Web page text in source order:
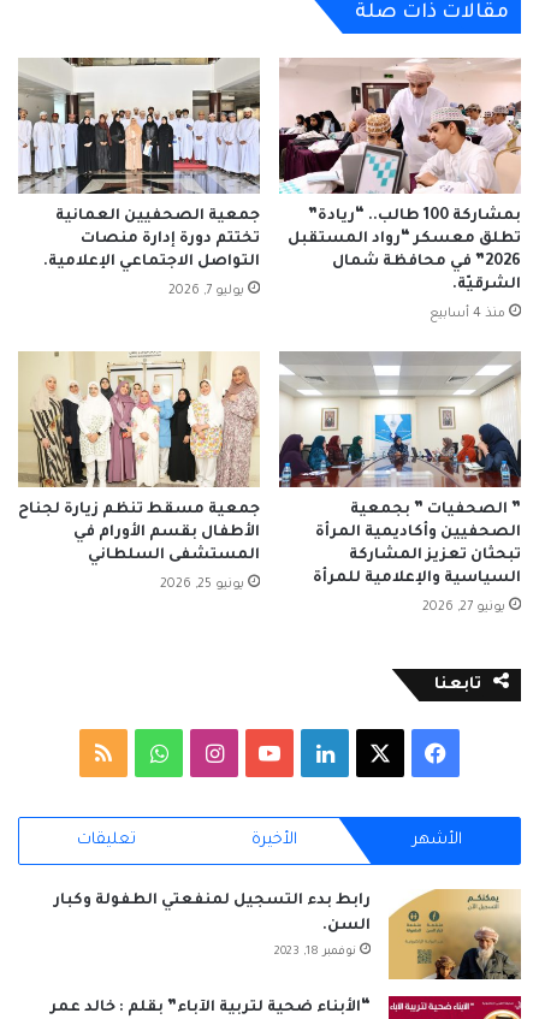
المناسب
مقالات ذات صلة
بمشاركة 100 طالب.. “ريادة”
تطلق معسكر “رواد المستقبل
2026” في محافظة شمال
الشرقيّة.
منذ 4 أسابيع
جمعية الصحفيين العمانية
تختتم دورة إدارة منصات
التواصل الاجتماعي الإعلامية.
يوليو 7, 2026
” الصحفيات ” بجمعية
الصحفيين وأكاديمية المرأة
تبحثان تعزيز المشاركة
السياسية والإعلامية للمرأة
يونيو 27, 2026
جمعية مسقط تنظم زيارة لجناح
الأطفال بقسم الأورام في
المستشفى السلطاني
يونيو 25, 2026
تابعنا
فيسبوك لينكدإن‫YouTubeانستقرامواتسابملخص
RSS الأشهر الأخيرة تعليقات
رابط بدء التسجيل لمنفعتي الطفولة وكبار
السن.
نوفمبر 18, 2023
“الأبناء ضحية لتربية الآباء” بقلم : خالد عمر